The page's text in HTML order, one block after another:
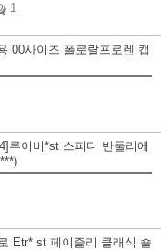
1
00사이즈 폴로랄프로렌 캡
루이비*st 스피디 반둘리에
Etr* st 페이즐리 클래식 숄